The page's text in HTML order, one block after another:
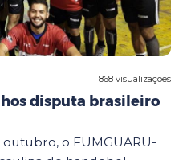
868 visualizações
disputa brasileiro
outubro, o FUMGUARU-